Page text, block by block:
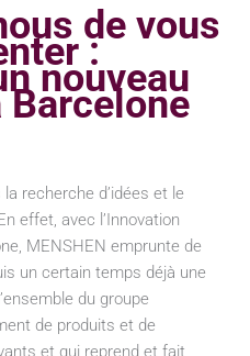
de vous
:
nouveau
recherche d’idées et le
effet, avec l’Innovation
MENSHEN emprunte de
un certain temps déjà une
du groupe
de produits et de
et qui reprend et fait